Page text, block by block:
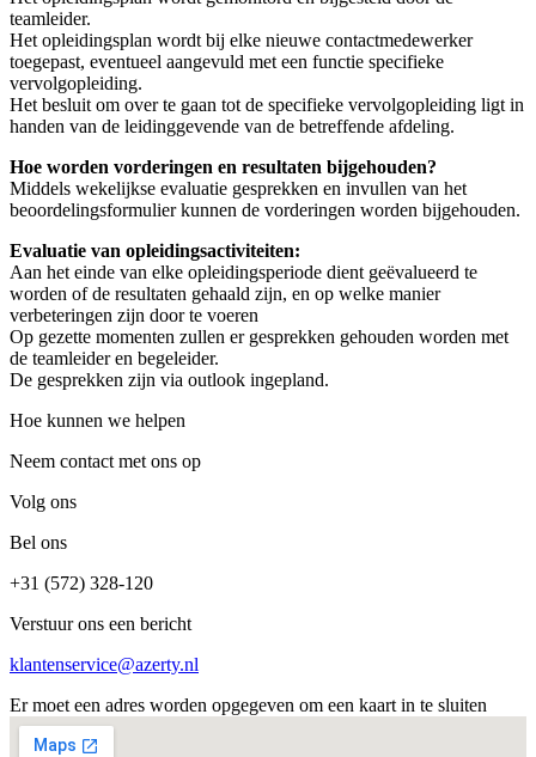
teamleider.
Het opleidingsplan wordt bij elke nieuwe contactmedewerker
toegepast, eventueel aangevuld met een functie specifieke
vervolgopleiding.
Het besluit om over te gaan tot de specifieke vervolgopleiding ligt in
handen van de leidinggevende van de betreffende afdeling.
Hoe worden vorderingen en resultaten bijgehouden?
Middels wekelijkse evaluatie gesprekken en invullen van het
beoordelingsformulier kunnen de vorderingen worden bijgehouden.
Evaluatie van opleidingsactiviteiten:
Aan het einde van elke opleidingsperiode dient geëvalueerd te
worden of de resultaten gehaald zijn, en op welke manier
verbeteringen zijn door te voeren
Op gezette momenten zullen er gesprekken gehouden worden met
de teamleider en begeleider.
De gesprekken zijn via outlook ingepland.
Hoe kunnen we helpen
Neem contact met ons op
Volg ons
Bel ons
+31 (572) 328-120
Verstuur ons een bericht
klantenservice@azerty.nl
Er moet een adres worden opgegeven om een kaart in te sluiten